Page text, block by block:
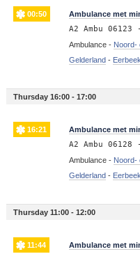
00:50 Ambulance met
A2 Ambu
Ambulance - Noord-
Gelderland- Eerbeek
Thursday 16:00 - 17:00
16:21 Ambulance met
A2 Ambu
Ambulance - Noord-
Gelderland- Eerbeek
Thursday 11:00 - 12:00
11:44 Ambulance met